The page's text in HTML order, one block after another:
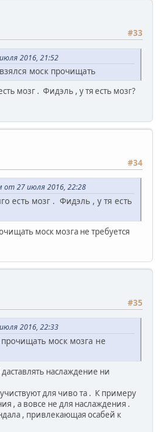
#33
2016, 21:52
моск прочищать
мозг . Фидэль , у тя есть мозг?
#34
27 июля 2016, 22:28
есть мозг . Фидэль , у тя есть
моск мозга не требуется
#35
2016, 22:33
моск мозга не
наслаждение ни
для чиво та . К примеру
, а вовсе не для наслаждения .
, привлекающая осабей к